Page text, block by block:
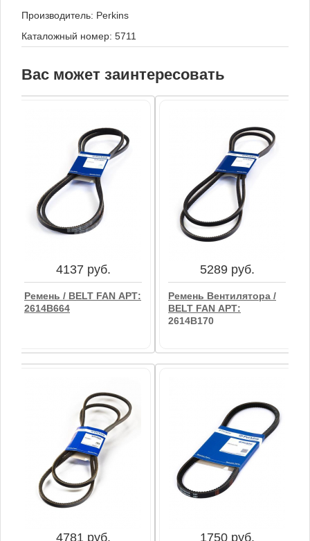
Производитель: Perkins
Каталожный номер: 5711
Вас может заинтересовать
4137 руб.
Ремень / BELT FAN АРТ:
2614B664
4137 руб.
Ремень / BELT FAN АРТ:
2614B664
В корзину
5289 руб.
Ремень Вентилятора /
BELT FAN АРТ:
2614B170
5289 руб.
Ремень Вентилятора /
BELT FAN АРТ:
4781 руб. 1750 руб.